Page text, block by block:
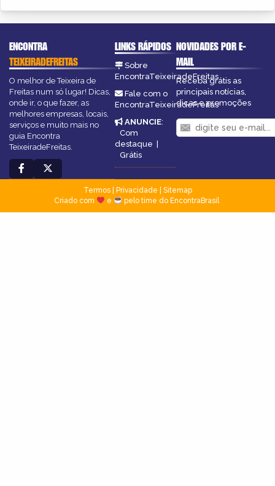
ENCONTRA
TEIXEIRADEFREITAS
O melhor de Teixeira de
Freitas num só lugar! Dicas,
onde ir, o que fazer, as
melhores empresas, locais,
serviços e muito mais no
guia Encontra
TeixeiradeFreitas.
LINKS RÁPIDOS
Sobre
EncontraTeixeiradeFreitas
Fale com o
EncontraTeixeiradeFreitas
ANUNCIE:
Com
destaque |
Grátis
NOVIDADES POR E-
MAIL
Receba grátis as
principais notícias,
dicas e promoções
Termos| Privacidade
Sitemap
Criado com
e pelo time do EncontraBrasil